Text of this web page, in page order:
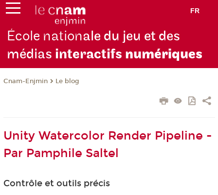
FR
École nationale du jeu et des
médias interactifs numériques
Cnam-Enjmin Le blog
Unity Watercolor Render Pipeline -
Par Pamphile Saltel
Contrôle et outils précis